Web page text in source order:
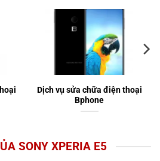
Dịch vụ sửa chữa điện thoại
Bphone
SONY XPERIA E5